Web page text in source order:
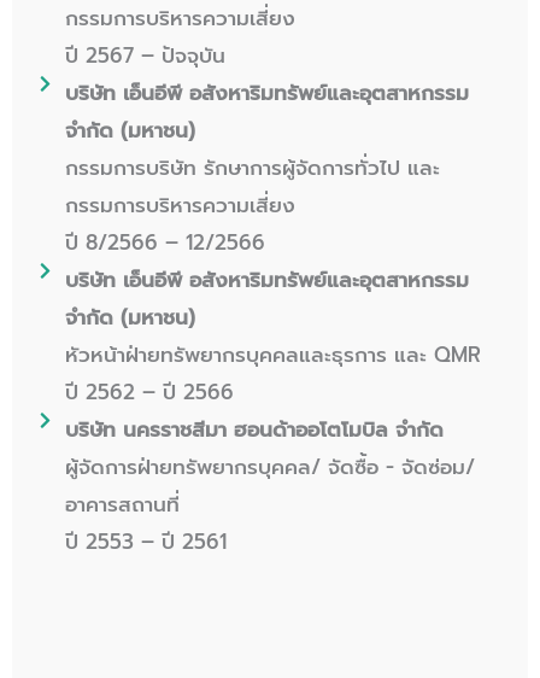
กรรมการบริหารความเสี่ยง
ปี 2567 – ปัจจุบัน
บริษัท เอ็นอีพี อสังหาริมทรัพย์และอุตสาหกรรม
จำกัด (มหาชน)
กรรมการบริษัท รักษาการผู้จัดการทั่วไป และ
กรรมการบริหารความเสี่ยง
ปี 8/2566 – 12/2566
บริษัท เอ็นอีพี อสังหาริมทรัพย์และอุตสาหกรรม
จำกัด (มหาชน)
หัวหน้าฝ่ายทรัพยากรบุคคลและธุรการ และ QMR
ปี 2562 – ปี 2566
บริษัท นครราชสีมา ฮอนด้าออโตโมบิล จำกัด
ผู้จัดการฝ่ายทรัพยากรบุคคล/ จัดซื้อ - จัดซ่อม/
อาคารสถานที่
ปี 2553 – ปี 2561